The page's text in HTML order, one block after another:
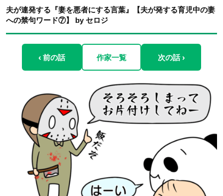
夫が連発する『妻を悪者にする言葉』【夫が発する育児中の妻
への禁句ワード⑦】 by セロジ
‹ 前の話 作家一覧 次の話 ›